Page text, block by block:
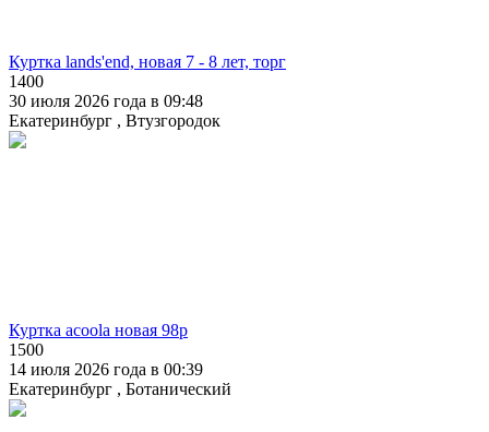
Куртка lands'end, новая 7 - 8 лет, торг
1400
30 июля 2026 года в 09:48
Екатеринбург , Втузгородок
Куртка acoola новая 98р
1500
14 июля 2026 года в 00:39
Екатеринбург , Ботанический